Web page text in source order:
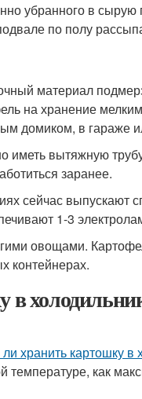
убранного в сырую
по полу
материал
на хранение
домиком, в гараже
иметь вытяжную
заранее.
сейчас
1-3
овощами.
контейнерах.
хранить картошку в
температуре, как